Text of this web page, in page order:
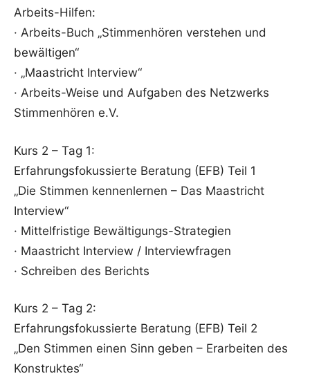
Arbeits-Hilfen:
· Arbeits-Buch „Stimmenhören verstehen und
bewältigen“
· „Maastricht Interview“
· Arbeits-Weise und Aufgaben des Netzwerks
Stimmenhören e.V.
Kurs 2 – Tag 1:
Erfahrungsfokussierte Beratung (EFB) Teil 1
„Die Stimmen kennenlernen – Das Maastricht
Interview“
· Mittelfristige Bewältigungs-Strategien
· Maastricht Interview / Interviewfragen
· Schreiben des Berichts
Kurs 2 – Tag 2:
Erfahrungsfokussierte Beratung (EFB) Teil 2
„Den Stimmen einen Sinn geben – Erarbeiten des
Konstruktes“